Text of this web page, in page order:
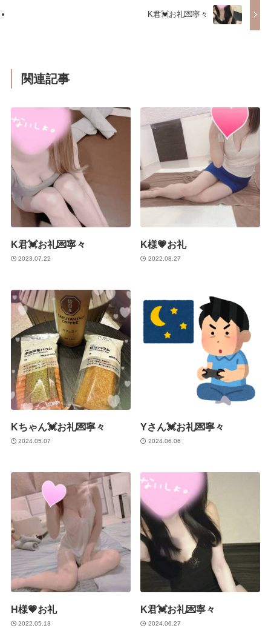
K君💓お礼💌寧々
関連記事
K君💓お礼💌寧々
2023.07.22
K様💗お礼
2022.08.27
Kちゃん💓お礼💌寧々
2024.05.07
Yさん💓お礼💌寧々
2024.06.06
H様💗お礼
2022.05.13
K君💓お礼💌寧々
2024.06.27